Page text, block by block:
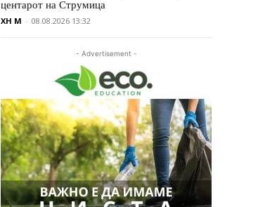
центарот на Струмица
XH M - 08.08.2026 13:32
- Advertisement -